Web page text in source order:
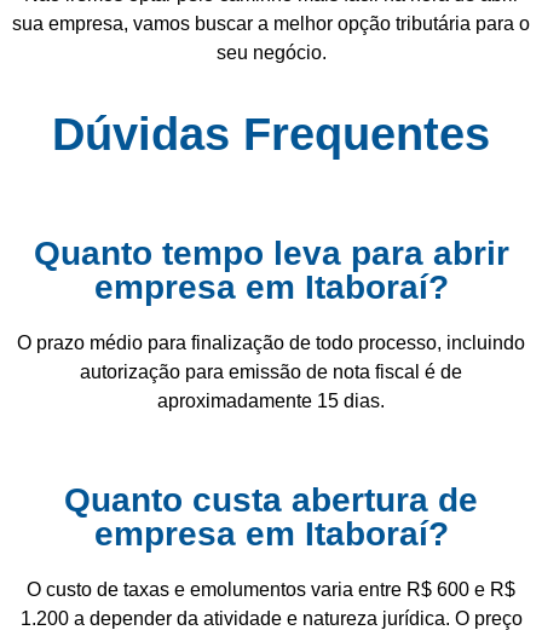
sua empresa, vamos buscar a melhor opção tributária para o
seu negócio.
Dúvidas Frequentes
Quanto tempo leva para abrir
empresa em Itaboraí?
O prazo médio para finalização de todo processo, incluindo
autorização para emissão de nota fiscal é de
aproximadamente 15 dias.
Quanto custa abertura de
empresa em Itaboraí?
O custo de taxas e emolumentos varia entre R$ 600 e R$
1.200 a depender da atividade e natureza jurídica. O preço